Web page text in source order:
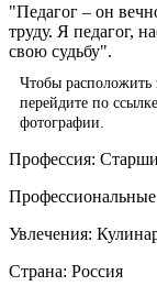
"Педагог – он
труду. Я педагог,
свою судьбу".
Чтобы расположить
перейдите по ссылке
фотографии.
Профессия:
Увлечения:
Страна: Россия